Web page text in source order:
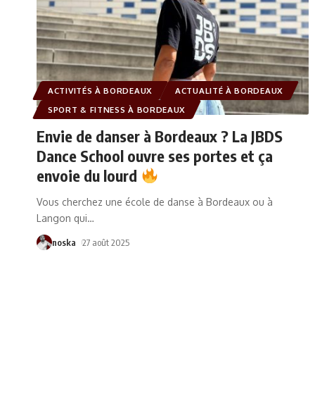
ACTIVITÉS À BORDEAUX
ACTUALITÉ À BORDEAUX
SPORT & FITNESS À BORDEAUX
Envie de danser à Bordeaux ? La JBDS
Dance School ouvre ses portes et ça
envoie du lourd
Vous cherchez une école de danse à Bordeaux ou à
Langon qui…
noska 27 août 2025